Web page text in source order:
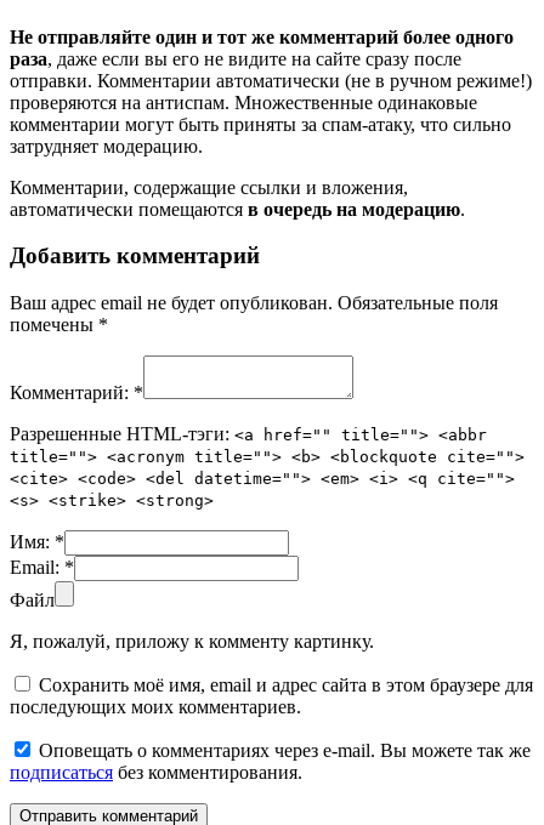
Не отправляйте один и тот же комментарий более одного
раза, даже если вы его не видите на сайте сразу после
отправки. Комментарии автоматически (не в ручном режиме!)
проверяются на антиспам. Множественные одинаковые
комментарии могут быть приняты за спам-атаку, что сильно
затрудняет модерацию.
Комментарии, содержащие ссылки и вложения,
автоматически помещаются в очередь на модерацию.
Добавить комментарий
Ваш адрес email не будет опубликован. Обязательные поля
помечены *
Комментарий: *
Разрешенные HTML-тэги: <a href="" title=""> <abbr
title=""> <acronym title=""> <b> <blockquote cite="">
<cite> <code> <del datetime=""> <em> <i> <q cite="">
<s> <strike> <strong>
Имя: *
Email: *
Файл
Я, пожалуй, приложу к комменту картинку.
Сохранить моё имя, email и адрес сайта в этом браузере для
последующих моих комментариев.
Оповещать о комментариях через e-mail. Вы можете так же
подписаться без комментирования.